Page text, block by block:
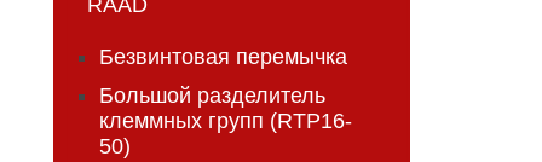
RAAD
Безвинтовая перемычка
Большой разделитель
клеммных групп (RTP16-
50)